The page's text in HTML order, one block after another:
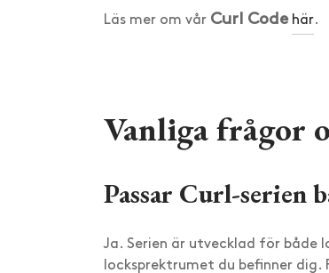
Läs mer om vår Curl Code här.
Vanliga frågor
Passar Curl-serien
Ja. Serien är utvecklad för både
locksprektrumet du befinner